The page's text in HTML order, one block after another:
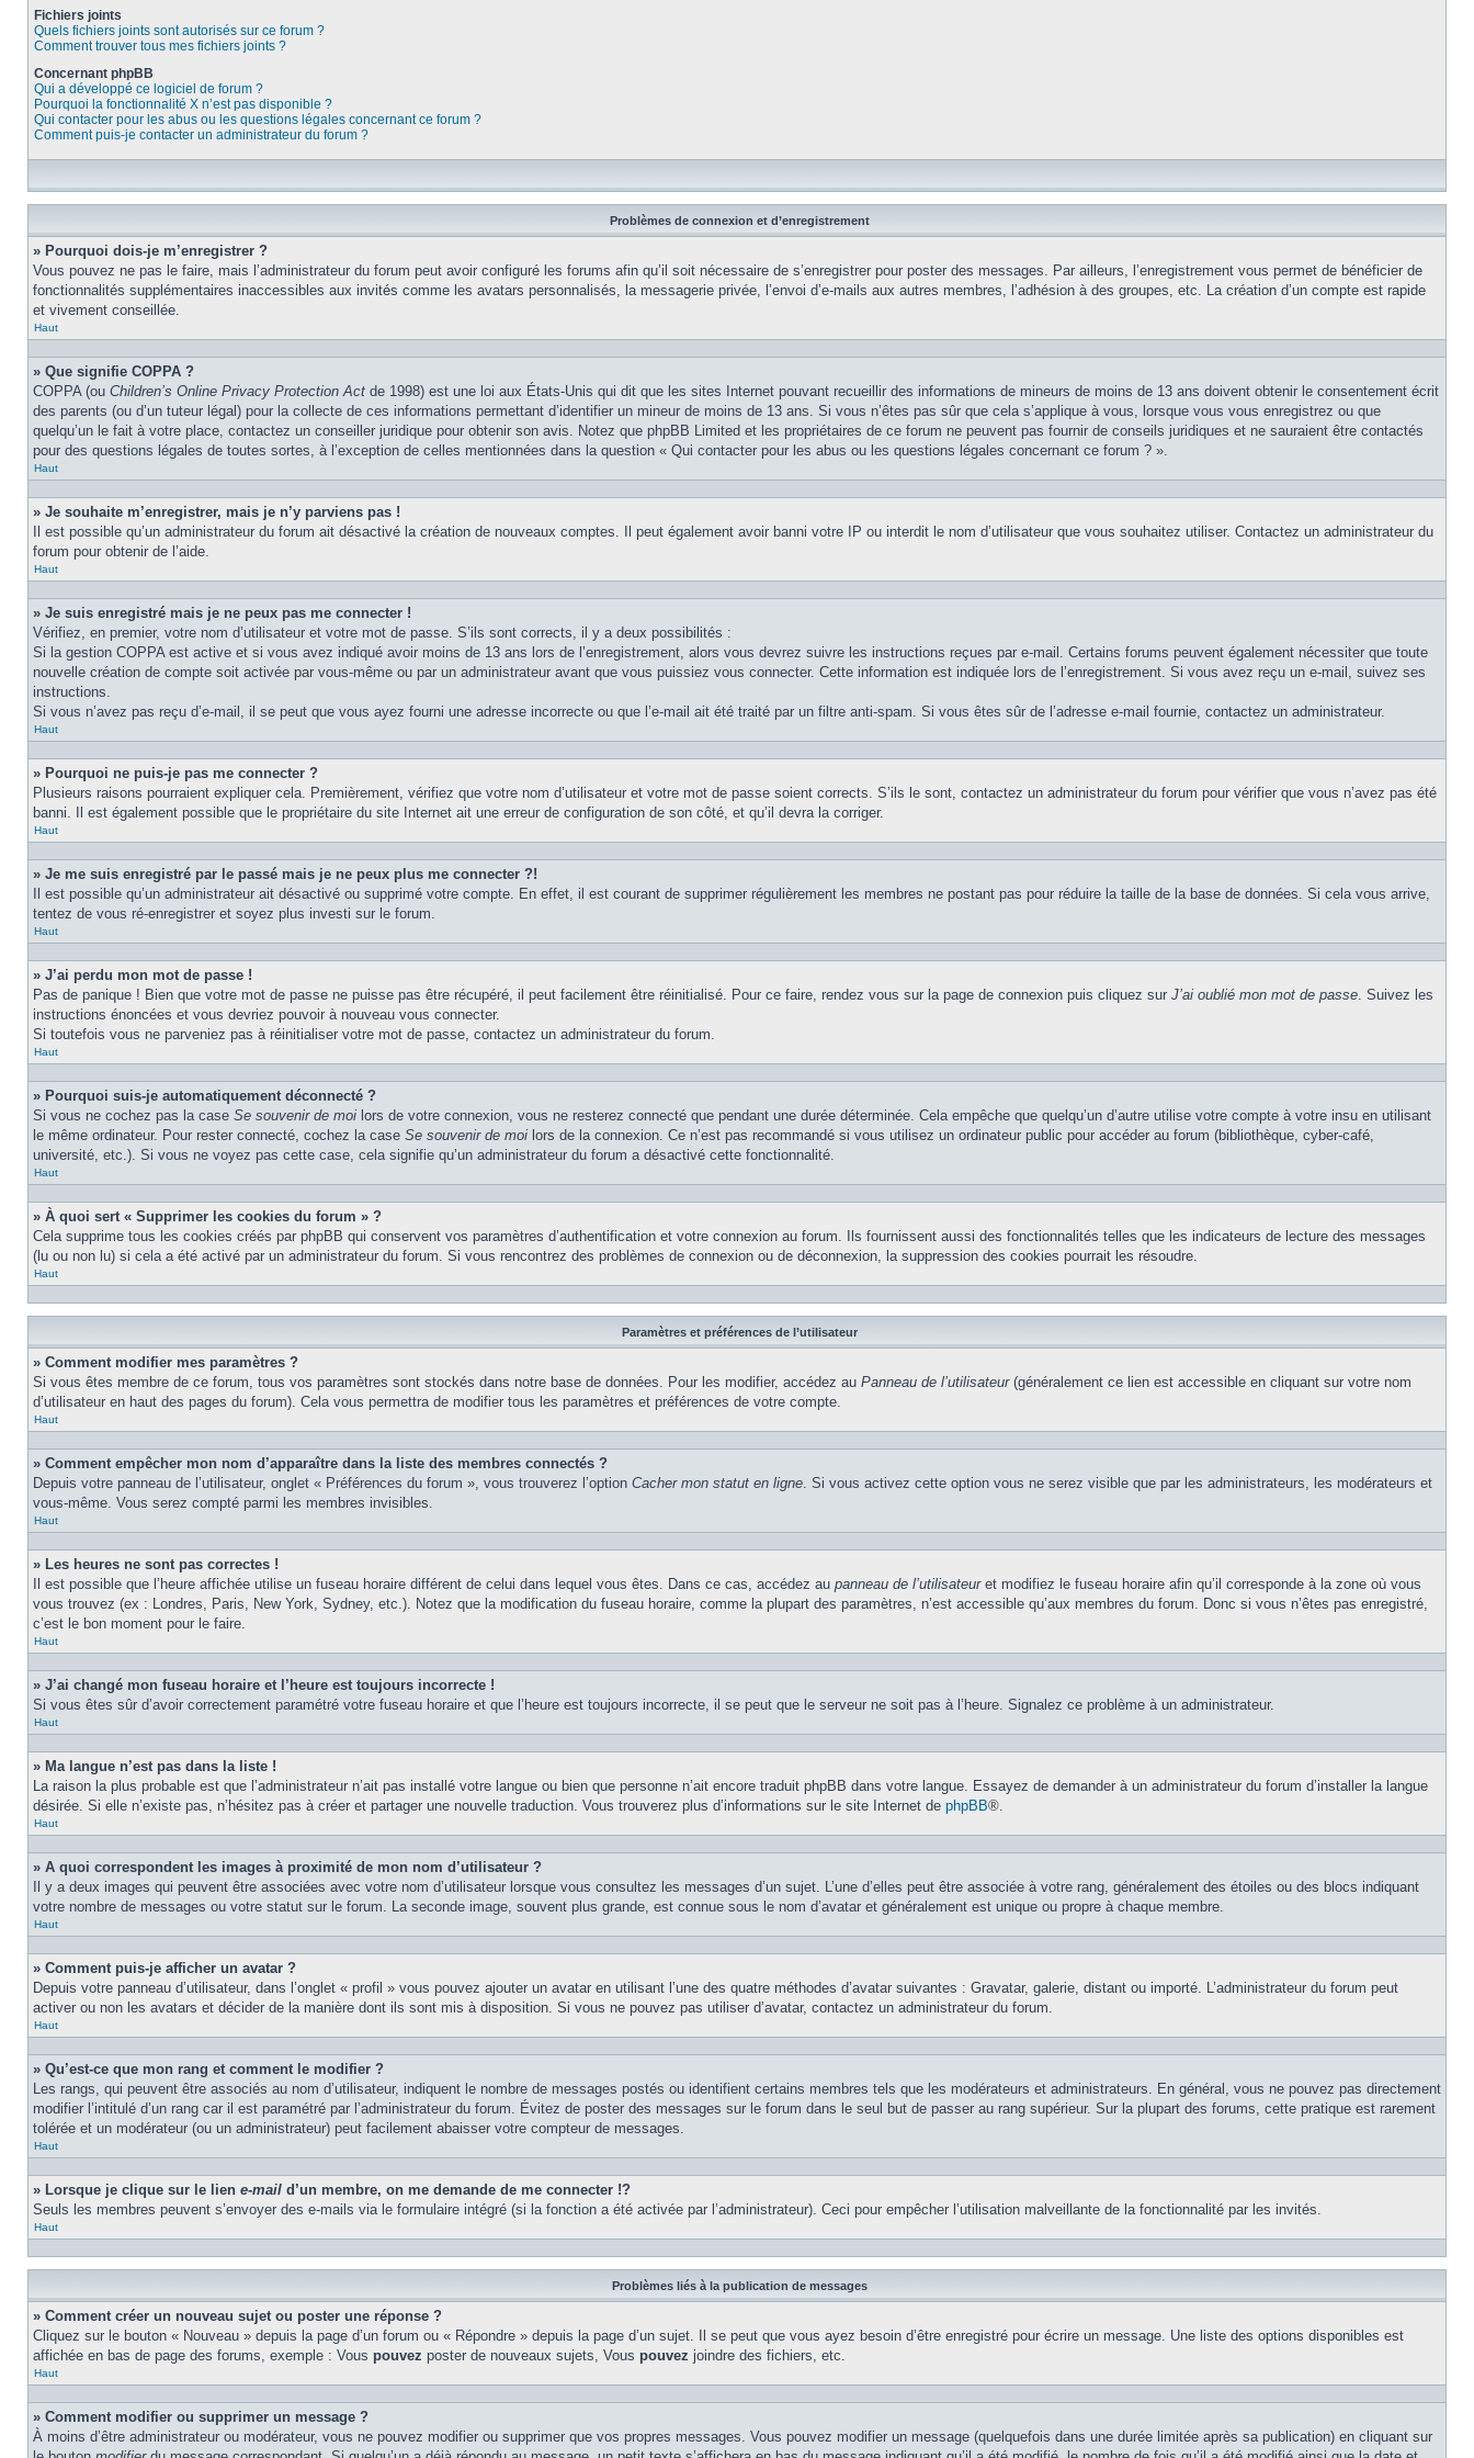
Fichiers joints
Quels fichiers joints sont autorisés sur ce forum ?
Comment trouver tous mes fichiers joints ?
Concernant phpBB
Qui a développé ce logiciel de forum ?
Pourquoi la fonctionnalité X n’est pas disponible ?
Qui contacter pour les abus ou les questions légales concernant ce forum ?
Comment puis-je contacter un administrateur du forum ?
Problèmes de connexion et d’enregistrement
» Pourquoi dois-je m’enregistrer ?
Vous pouvez ne pas le faire, mais l’administrateur du forum peut avoir configuré les forums afin qu’il soit nécessaire de s’enregistrer pour poster des messages. Par ailleurs, l’enregistrement vous permet de bénéficier de
fonctionnalités supplémentaires inaccessibles aux invités comme les avatars personnalisés, la messagerie privée, l’envoi d’e-mails aux autres membres, l’adhésion à des groupes, etc. La création d’un compte est rapide
et vivement conseillée.
Haut
» Que signifie COPPA ?
COPPA (ou Children’s Online Privacy Protection Act de 1998) est une loi aux États-Unis qui dit que les sites Internet pouvant recueillir des informations de mineurs de moins de 13 ans doivent obtenir le consentement écrit
des parents (ou d’un tuteur légal) pour la collecte de ces informations permettant d’identifier un mineur de moins de 13 ans. Si vous n’êtes pas sûr que cela s’applique à vous, lorsque vous vous enregistrez ou que
quelqu’un le fait à votre place, contactez un conseiller juridique pour obtenir son avis. Notez que phpBB Limited et les propriétaires de ce forum ne peuvent pas fournir de conseils juridiques et ne sauraient être contactés
pour des questions légales de toutes sortes, à l’exception de celles mentionnées dans la question « Qui contacter pour les abus ou les questions légales concernant ce forum ? ».
Haut
» Je souhaite m’enregistrer, mais je n’y parviens pas !
Il est possible qu’un administrateur du forum ait désactivé la création de nouveaux comptes. Il peut également avoir banni votre IP ou interdit le nom d’utilisateur que vous souhaitez utiliser. Contactez un administrateur du
forum pour obtenir de l’aide.
Haut
» Je suis enregistré mais je ne peux pas me connecter !
Vérifiez, en premier, votre nom d’utilisateur et votre mot de passe. S’ils sont corrects, il y a deux possibilités :
Si la gestion COPPA est active et si vous avez indiqué avoir moins de 13 ans lors de l’enregistrement, alors vous devrez suivre les instructions reçues par e-mail. Certains forums peuvent également nécessiter que toute
nouvelle création de compte soit activée par vous-même ou par un administrateur avant que vous puissiez vous connecter. Cette information est indiquée lors de l’enregistrement. Si vous avez reçu un e-mail, suivez ses
instructions.
Si vous n’avez pas reçu d’e-mail, il se peut que vous ayez fourni une adresse incorrecte ou que l’e-mail ait été traité par un filtre anti-spam. Si vous êtes sûr de l’adresse e-mail fournie, contactez un administrateur.
Haut
» Pourquoi ne puis-je pas me connecter ?
Plusieurs raisons pourraient expliquer cela. Premièrement, vérifiez que votre nom d’utilisateur et votre mot de passe soient corrects. S’ils le sont, contactez un administrateur du forum pour vérifier que vous n’avez pas été
banni. Il est également possible que le propriétaire du site Internet ait une erreur de configuration de son côté, et qu’il devra la corriger.
Haut
» Je me suis enregistré par le passé mais je ne peux plus me connecter ?!
Il est possible qu’un administrateur ait désactivé ou supprimé votre compte. En effet, il est courant de supprimer régulièrement les membres ne postant pas pour réduire la taille de la base de données. Si cela vous arrive,
tentez de vous ré-enregistrer et soyez plus investi sur le forum.
Haut
» J’ai perdu mon mot de passe !
Pas de panique ! Bien que votre mot de passe ne puisse pas être récupéré, il peut facilement être réinitialisé. Pour ce faire, rendez vous sur la page de connexion puis cliquez sur J’ai oublié mon mot de passe. Suivez les
instructions énoncées et vous devriez pouvoir à nouveau vous connecter.
Si toutefois vous ne parveniez pas à réinitialiser votre mot de passe, contactez un administrateur du forum.
Haut
» Pourquoi suis-je automatiquement déconnecté ?
Si vous ne cochez pas la case Se souvenir de moi lors de votre connexion, vous ne resterez connecté que pendant une durée déterminée. Cela empêche que quelqu’un d’autre utilise votre compte à votre insu en utilisant
le même ordinateur. Pour rester connecté, cochez la case Se souvenir de moi lors de la connexion. Ce n’est pas recommandé si vous utilisez un ordinateur public pour accéder au forum (bibliothèque, cyber-café,
université, etc.). Si vous ne voyez pas cette case, cela signifie qu’un administrateur du forum a désactivé cette fonctionnalité.
Haut
» À quoi sert « Supprimer les cookies du forum » ?
Cela supprime tous les cookies créés par phpBB qui conservent vos paramètres d’authentification et votre connexion au forum. Ils fournissent aussi des fonctionnalités telles que les indicateurs de lecture des messages
(lu ou non lu) si cela a été activé par un administrateur du forum. Si vous rencontrez des problèmes de connexion ou de déconnexion, la suppression des cookies pourrait les résoudre.
Haut
Paramètres et préférences de l’utilisateur
» Comment modifier mes paramètres ?
Si vous êtes membre de ce forum, tous vos paramètres sont stockés dans notre base de données. Pour les modifier, accédez au Panneau de l’utilisateur(généralement ce lien est accessible en cliquant sur votre nom
d’utilisateur en haut des pages du forum). Cela vous permettra de modifier tous les paramètres et préférences de votre compte.
Haut
» Comment empêcher mon nom d’apparaître dans la liste des membres connectés ?
Depuis votre panneau de l’utilisateur, onglet « Préférences du forum », vous trouverez l’option Cacher mon statut en ligne. Si vous activez cette option vous ne serez visible que par les administrateurs, les modérateurs et
vous-même. Vous serez compté parmi les membres invisibles.
Haut
» Les heures ne sont pas correctes !
Il est possible que l’heure affichée utilise un fuseau horaire différent de celui dans lequel vous êtes. Dans ce cas, accédez au panneau de l’utilisateuret modifiez le fuseau horaire afin qu’il corresponde à la zone où vous
vous trouvez (ex : Londres, Paris, New York, Sydney, etc.). Notez que la modification du fuseau horaire, comme la plupart des paramètres, n’est accessible qu’aux membres du forum. Donc si vous n’êtes pas enregistré,
c’est le bon moment pour le faire.
Haut
» J’ai changé mon fuseau horaire et l’heure est toujours incorrecte !
Si vous êtes sûr d’avoir correctement paramétré votre fuseau horaire et que l’heure est toujours incorrecte, il se peut que le serveur ne soit pas à l’heure. Signalez ce problème à un administrateur.
Haut
» Ma langue n’est pas dans la liste !
La raison la plus probable est que l’administrateur n’ait pas installé votre langue ou bien que personne n’ait encore traduit phpBB dans votre langue. Essayez de demander à un administrateur du forum d’installer la langue
désirée. Si elle n’existe pas, n’hésitez pas à créer et partager une nouvelle traduction. Vous trouverez plus d’informations sur le site Internet de phpBB®.
Haut
» A quoi correspondent les images à proximité de mon nom d’utilisateur ?
Il y a deux images qui peuvent être associées avec votre nom d’utilisateur lorsque vous consultez les messages d’un sujet. L’une d’elles peut être associée à votre rang, généralement des étoiles ou des blocs indiquant
votre nombre de messages ou votre statut sur le forum. La seconde image, souvent plus grande, est connue sous le nom d’avatar et généralement est unique ou propre à chaque membre.
Haut
» Comment puis-je afficher un avatar ?
Depuis votre panneau d’utilisateur, dans l’onglet « profil » vous pouvez ajouter un avatar en utilisant l’une des quatre méthodes d’avatar suivantes : Gravatar, galerie, distant ou importé. L’administrateur du forum peut
activer ou non les avatars et décider de la manière dont ils sont mis à disposition. Si vous ne pouvez pas utiliser d’avatar, contactez un administrateur du forum.
Haut
» Qu’est-ce que mon rang et comment le modifier ?
Les rangs, qui peuvent être associés au nom d’utilisateur, indiquent le nombre de messages postés ou identifient certains membres tels que les modérateurs et administrateurs. En général, vous ne pouvez pas directement
modifier l’intitulé d’un rang car il est paramétré par l’administrateur du forum. Évitez de poster des messages sur le forum dans le seul but de passer au rang supérieur. Sur la plupart des forums, cette pratique est rarement
tolérée et un modérateur (ou un administrateur) peut facilement abaisser votre compteur de messages.
Haut
» Lorsque je clique sur le lien e-mail d’un membre, on me demande de me connecter !?
Seuls les membres peuvent s’envoyer des e-mails via le formulaire intégré (si la fonction a été activée par l’administrateur). Ceci pour empêcher l’utilisation malveillante de la fonctionnalité par les invités.
Haut
Problèmes liés à la publication de messages
» Comment créer un nouveau sujet ou poster une réponse ?
Cliquez sur le bouton « Nouveau » depuis la page d’un forum ou « Répondre » depuis la page d’un sujet. Il se peut que vous ayez besoin d’être enregistré pour écrire un message. Une liste des options disponibles est
affichée en bas de page des forums, exemple : Vous pouvez poster de nouveaux sujets, Vous pouvez joindre des fichiers, etc.
Haut
» Comment modifier ou supprimer un message ?
À moins d’être administrateur ou modérateur, vous ne pouvez modifier ou supprimer que vos propres messages. Vous pouvez modifier un message (quelquefois dans une durée limitée après sa publication) en cliquant sur